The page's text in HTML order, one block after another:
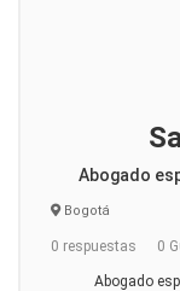
Abogado
Bogotá
0 respuestas 0
Abogado